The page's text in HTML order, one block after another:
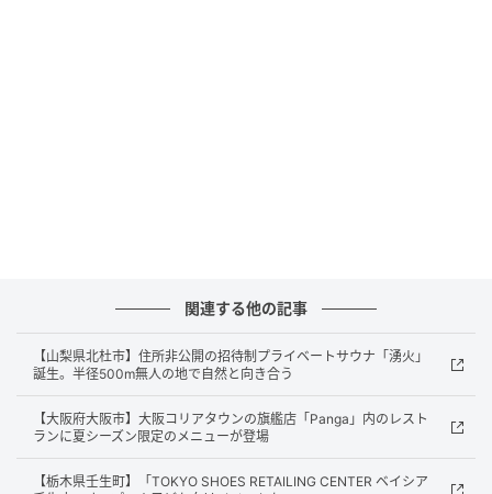
オープニングイベントでは、初日となる7月31日
(金)18:00〜23:00に、店舗のお披露目を兼ねたバー営
業を実施。DJパーティーが苦手な人も気軽に来店でき
る、音楽とお酒をゆっくり楽しめる一日だ。入場は無
料となっている。
関連する他の記事
【山梨県北杜市】住所非公開の招待制プライベートサウナ「湧火」
誕生。半径500m無人の地で自然と向き合う
【大阪府大阪市】大阪コリアタウンの旗艦店「Panga」内のレスト
ランに夏シーズン限定のメニューが登場
【栃木県壬生町】「TOKYO SHOES RETAILING CENTER ベイシア